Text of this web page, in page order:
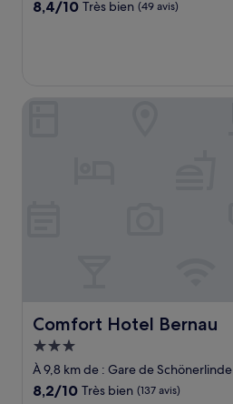
8.4
8,4/10 Très bien (49 avis)
Comfort Hotel Bernau
Comfort Hotel Bernau
Hébergement
3.0 étoiles
À 9,8 km de : Gare de Schönerlinde
8.2
8,2/10 Très bien (137 avis)